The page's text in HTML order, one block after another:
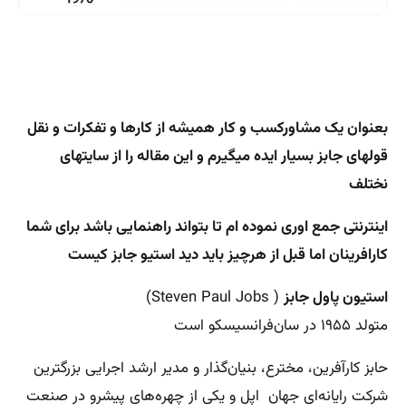
بعنوان یک مشاورکسب و کار همیشه از کارها و تفکرات و نقل
قولهای جابز بسیار ایده میگیرم و این مقاله را از سایتهای
نختلف
اینترنتی جمع اوری نموده ام تا بتواند راهنمایی باشد برای شما
کارافرینان اما قبل از هرچیز باید دید استیو جابز کیست
استیون پاول جابز(
Steven Paul Jobs
)
متولد ۱۹۵۵ در سان‌فرانسیسکو است
حابز کارآفرین، مخترع، بنیان‌گذار و مدیر ارشد اجرایی بزرگترین
شرکت رایانه‌ای جهان اپل و یکی از چهره‌های پیشرو در صنعت